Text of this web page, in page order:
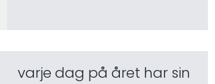
varje dag på året har sin